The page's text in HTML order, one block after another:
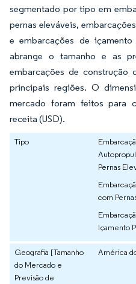
segmentado por tipo em
pernas eleváveis,
e embarcações de
abrange o tamanho e as
embarcações de construção
principais regiões. O
mercado foram feitos para
receita (USD).
Tipo
Pernas
com
Içamento
Geografia [Tamanho
do Mercado e
Previsão de
América